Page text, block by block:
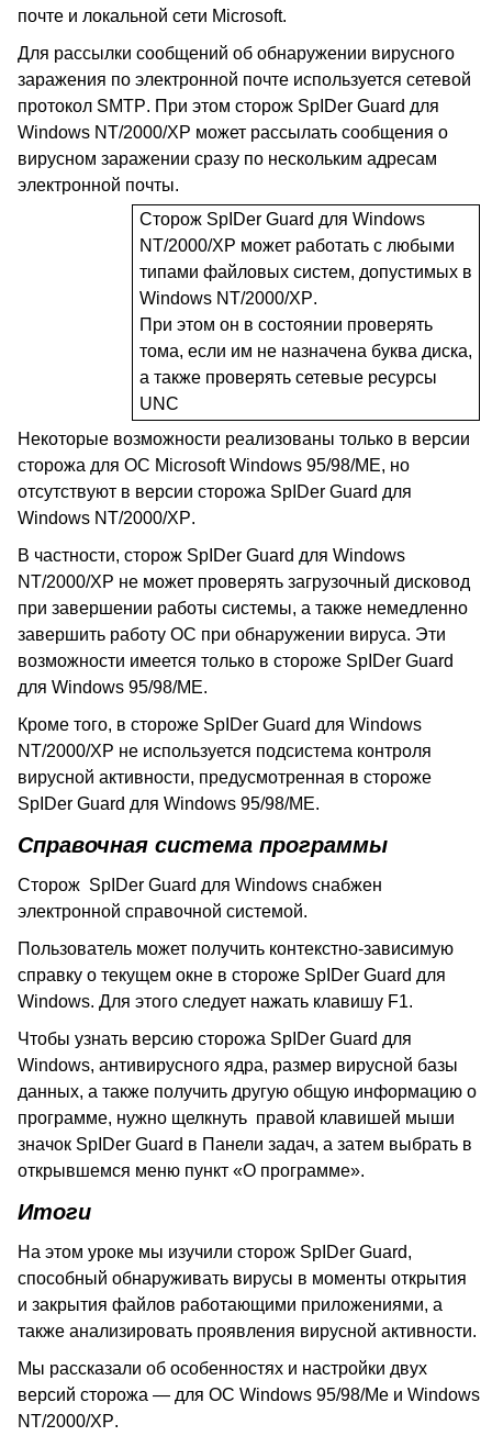
почте и локальной сети Microsoft.
Для рассылки сообщений об обнаружении вирусного
заражения по электронной почте используется сетевой
протокол SMTP. При этом сторож SpIDer Guard для
Windows NT/2000/XP может рассылать сообщения о
вирусном заражении сразу по нескольким адресам
электронной почты.
Сторож SpIDer Guard для Windows
NT/2000/XP может работать с любыми
типами файловых систем, допустимых в
WindowsNT/2000/XP.
При этом он в состоянии проверять
тома, если им не назначена буква диска,
а также проверять сетевые ресурсы
UNC
Некоторые возможности реализованы только в версии
сторожа для ОС Microsoft Windows 95/98/ME, но
отсутствуют в версии сторожа SpIDer Guard для
Windows NT/2000/XP.
В частности, сторож SpIDer Guard для Windows
NT/2000/XP не может проверять загрузочный дисковод
при завершении работы системы, а также немедленно
завершить работу ОС при обнаружении вируса. Эти
возможности имеется только в стороже SpIDer Guard
для Windows 95/98/ME.
Кроме того, в стороже SpIDer Guard для Windows
NT/2000/XP не используется подсистема контроля
вирусной активности, предусмотренная в стороже
SpIDer Guard для Windows 95/98/ME.
Справочная система программы
Сторож SpIDer Guard для Windows снабжен
электронной справочной системой.
Пользователь может получить контекстно-зависимую
справку о текущем окне в стороже SpIDer Guard для
Windows. Для этого следует нажать клавишу F1.
Чтобы узнать версию сторожа SpIDer Guard для
Windows, антивирусного ядра, размер вирусной базы
данных, а также получить другую общую информацию о
программе, нужно щелкнуть правой клавишей мыши
значок SpIDer Guard в Панели задач, а затем выбрать в
открывшемся меню пункт «О программе».
Итоги
На этом уроке мы изучили сторож SpIDer Guard,
способный обнаруживать вирусы в моменты открытия
и закрытия файлов работающими приложениями, а
также анализировать проявления вирусной активности.
Мы рассказали об особенностях и настройки двух
версий сторожа — для ОС Windows 95/98/Me и Windows
NT/2000/XP.